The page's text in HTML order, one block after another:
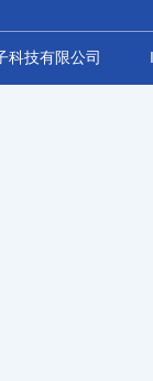
科技有限公司